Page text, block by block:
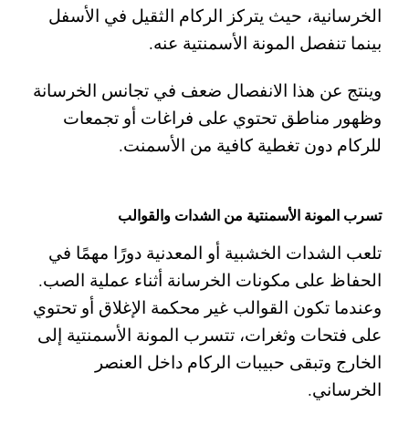
الخرسانية، حيث يتركز الركام الثقيل في الأسفل
بينما تنفصل المونة الأسمنتية عنه.
وينتج عن هذا الانفصال ضعف في تجانس الخرسانة
وظهور مناطق تحتوي على فراغات أو تجمعات
للركام دون تغطية كافية من الأسمنت.
تسرب المونة الأسمنتية من الشدات والقوالب
تلعب الشدات الخشبية أو المعدنية دورًا مهمًا في
الحفاظ على مكونات الخرسانة أثناء عملية الصب.
وعندما تكون القوالب غير محكمة الإغلاق أو تحتوي
على فتحات وثغرات، تتسرب المونة الأسمنتية إلى
الخارج وتبقى حبيبات الركام داخل العنصر
الخرساني.